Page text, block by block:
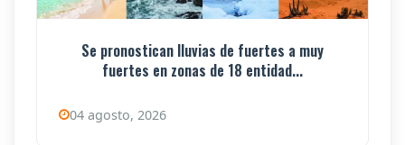
Se pronostican lluvias de fuertes a muy
fuertes en zonas de 18 entidad...
04 agosto, 2026